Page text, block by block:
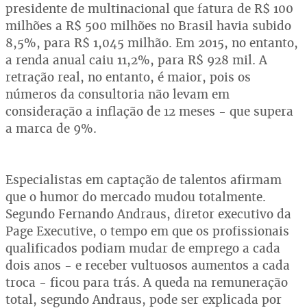
presidente de multinacional que fatura de R$ 100
milhões a R$ 500 milhões no Brasil havia subido
8,5%, para R$ 1,045 milhão. Em 2015, no entanto,
a renda anual caiu 11,2%, para R$ 928 mil. A
retração real, no entanto, é maior, pois os
números da consultoria não levam em
consideração a inflação de 12 meses - que supera
a marca de 9%.
Especialistas em captação de talentos afirmam
que o humor do mercado mudou totalmente.
Segundo Fernando Andraus, diretor executivo da
Page Executive, o tempo em que os profissionais
qualificados podiam mudar de emprego a cada
dois anos - e receber vultuosos aumentos a cada
troca - ficou para trás. A queda na remuneração
total, segundo Andraus, pode ser explicada por